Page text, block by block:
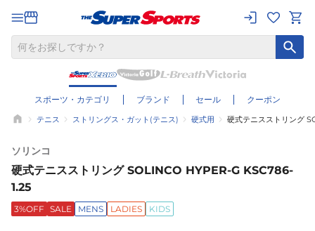
スポーツ・カテゴリ ブランド セール クーポン
テニス ストリングス・ガット(テニス) 硬式用 硬式テニスストリング
ソリンコ
硬式テニスストリング SOLINCO HYPER-G KSC786-
1.25
3%OFF SALE MENS LADIES KIDS